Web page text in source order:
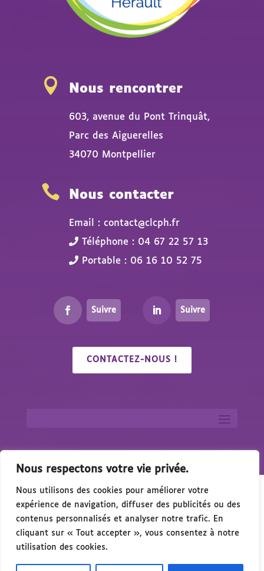
Nous respectons votre vie privée.
Nous utilisons des cookies pour améliorer votre
expérience de navigation, diffuser des publicités ou des
contenus personnalisés et analyser notre trafic. En
cliquant sur « Tout accepter », vous consentez à notre
utilisation des cookies.
 Nous rencontrer
603, avenue du Pont Trinquât,
Parc des Aiguerelles
34070 Montpellier
 Nous contacter
Email : contact@clcph.fr
Téléphone : 04 67 22 57 13
Portable : 06 16 10 52 75
Suivre Suivre
CONTACTEZ-NOUS !
🎉 Congrés/Salon du Handicap & de